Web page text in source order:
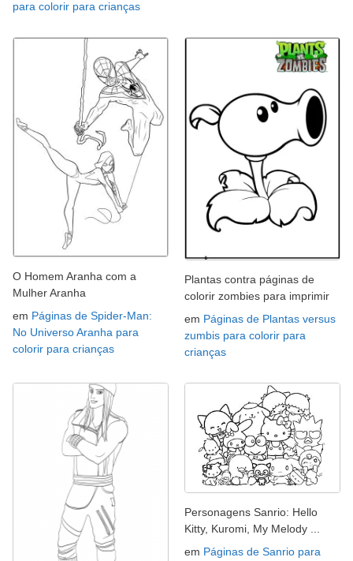
para colorir para crianças
O Homem Aranha com a
Mulher Aranha
em Páginas de Spider-Man:
No Universo Aranha para
colorir para crianças
Plantas contra páginas de
colorir zombies para imprimir
em Páginas de Plantas versus
zumbis para colorir para
crianças
Personagens Sanrio: Hello
Kitty, Kuromi, My Melody ...
em Páginas de Sanrio para